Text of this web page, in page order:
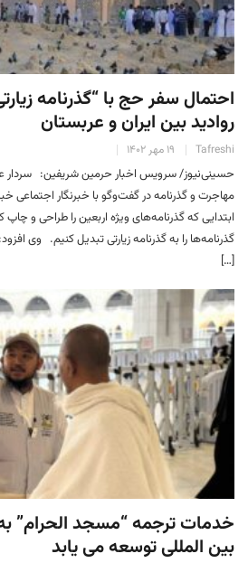
احتمال سفر حج با “گذرنامه
روادید بین ایران و عربستان
Tafreshi ۱۹ مهر ۱۴۰۲
حسینی‌نیوز/ سرویس اخبار حرمین شریفین: سردار
مهاجرت و گذرنامه در گفت‌وگو با خبرنگار اجتماعی
ابتدایی که گذرنامه‌های ویژه اربعین را طراحی و
گذرنامه‌ها را به گذرنامه زیارتی تبدیل کنیم. وی
[…]
بین المللی توسعه می یابد